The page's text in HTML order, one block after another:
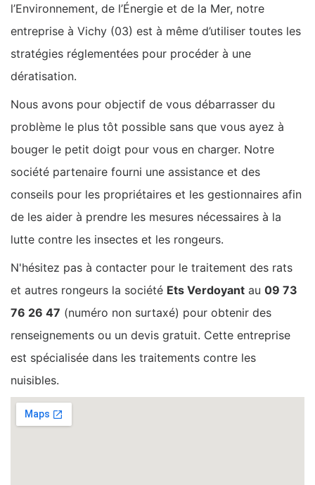
l’Environnement, de l’Énergie et de la Mer, notre
entreprise à Vichy (03) est à même d’utiliser toutes les
stratégies réglementées pour procéder à une
dératisation.
Nous avons pour objectif de vous débarrasser du
problème le plus tôt possible sans que vous ayez à
bouger le petit doigt pour vous en charger. Notre
société partenaire fourni une assistance et des
conseils pour les propriétaires et les gestionnaires afin
de les aider à prendre les mesures nécessaires à la
lutte contre les insectes et les rongeurs.
N'hésitez pas à contacter pour le traitement des rats
et autres rongeurs la société Ets Verdoyant au 09 73
76 26 47 (numéro non surtaxé) pour obtenir des
renseignements ou un devis gratuit. Cette entreprise
est spécialisée dans les traitements contre les
nuisibles.